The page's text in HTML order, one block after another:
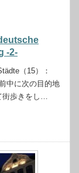
-2-
（15）：
中に次の目的地
街歩きをし…